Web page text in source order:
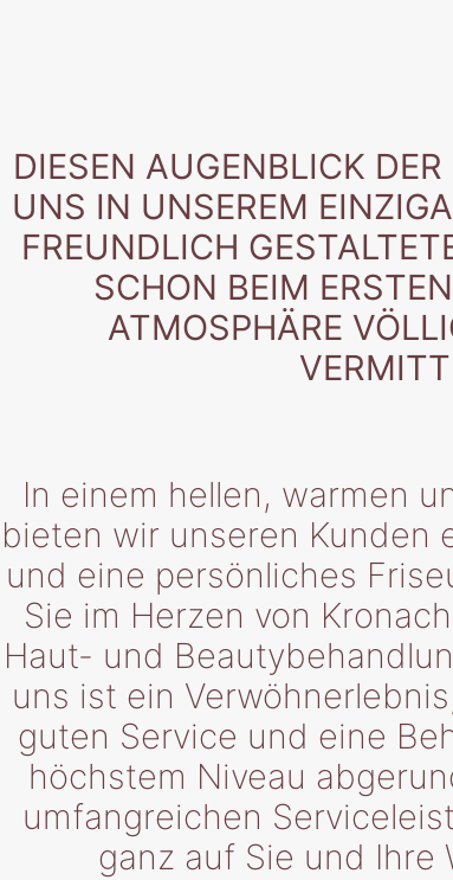
DIESEN AUGENBLICK
UNS IN UNSEREM
FREUNDLICH
SCHON BEIM
ATMOSPHÄRE
In einem hellen, warmen
bieten wir unseren Kunden
und eine persönliches
Sie im Herzen von
Haut- und
uns ist ein
guten Service und eine
höchstem Niveau
umfangreichen
ganz auf Sie und Ihre